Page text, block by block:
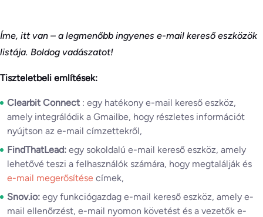
Íme, itt van – a legmenőbb ingyenes e-mail kereső eszközök
listája. Boldog vadászatot!
Tiszteletbeli említések:
Clearbit Connect : egy hatékony e-mail kereső eszköz,
amely integrálódik a Gmailbe, hogy részletes információt
nyújtson az e-mail címzettekről,
FindThatLead: egy sokoldalú e-mail kereső eszköz, amely
lehetővé teszi a felhasználók számára, hogy megtalálják és
e-mail megerősítése címek,
Snov.io: egy funkciógazdag e-mail kereső eszköz, amely e-
mail ellenőrzést, e-mail nyomon követést és a vezetők e-